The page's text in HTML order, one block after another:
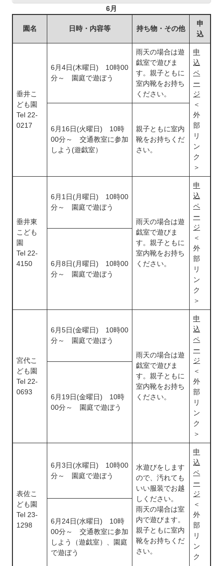
6月
園名 日時・内容等 持ち物・その他
申
込
垂井こ
ども園
Tel 22-
0217
6月4日(木曜日) 10時00
分～ 園庭で遊ぼう
雨天の場合は遊
戯室で遊びま
す。親子ともに
室内靴をお持ち
ください。
申
込
ペ
ー
ジ
＜
外
部
リ
ン
ク
＞
6月16日(火曜日) 10時
00分～ 交通教室に参加
しよう(遊戯室）
親子ともに室内
靴をお持ちくだ
さい。
垂井東
こども
園
Tel 22-
4150
6月1日(月曜日) 10時00
分～ 園庭で遊ぼう
雨天の場合は遊
戯室で遊びま
す。親子ともに
室内靴をお持ち
ください。
申
込
ペ
ー
ジ
＜
外
部
リ
ン
ク
＞
6月8日(月曜日) 10時00
分～ 園庭で遊ぼう
宮代こ
ども園
Tel 22-
0693
6月5日(金曜日) 10時00
分～ 園庭で遊ぼう
雨天の場合は遊
戯室で遊びま
す。親子ともに
室内靴をお持ち
ください。
申
込
ペ
ー
ジ
＜
外
部
リ
ン
ク
＞
6月19日(金曜日) 10時
00分～ 園庭で遊ぼう
表佐こ
ども園
Tel 23-
1298
6月3日(水曜日) 10時00
分～ 園庭で遊ぼう
水遊びをします
ので、汚れても
いい服装でお越
しください。
雨天の場合は室
内で遊びます。
親子ともに室内
靴をお持ちくだ
さい。
申
込
ペ
ー
ジ
＜
外
部
リ
ン
ク
6月24日(水曜日) 10時
00分～ 交通教室に参加
しよう（遊戯室）、園庭
で遊ぼう